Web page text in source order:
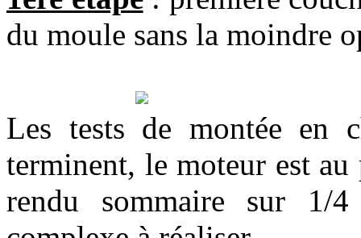
du moule sans la moindre
Les tests de montée en
terminent, le moteur est
rendu sommaire sur 1/